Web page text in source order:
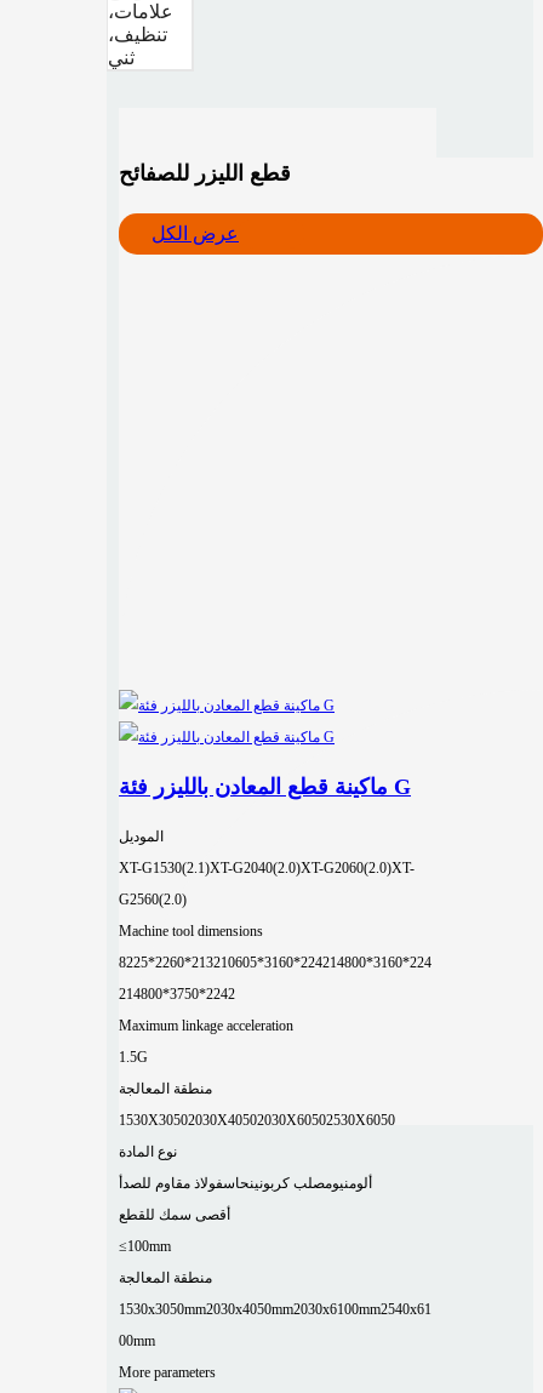
علامات،
تنظيف،
ثني
قطع الليزر للصفائح
عرض الكل
ماكينة قطع المعادن بالليزر فئة G
الموديل
XT-G1530(2.1)XT-G2040(2.0)XT-G2060(2.0)XT-
G2560(2.0)
Machine tool dimensions
8225*2260*213210605*3160*224214800*3160*224
214800*3750*2242
Maximum linkage acceleration
1.5G
منطقة المعالجة
1530X30502030X40502030X60502530X6050
نوع المادة
ألومنيومصلب كربونينحاسفولاذ مقاوم للصدأ
أقصى سمك للقطع
≤100mm
منطقة المعالجة
1530x3050mm2030x4050mm2030x6100mm2540x61
00mm
More parameters